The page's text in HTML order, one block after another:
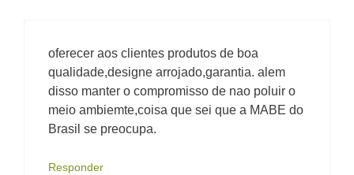
oferecer aos clientes produtos de boa
qualidade,designe arrojado,garantia. alem
disso manter o compromisso de nao poluir o
meio ambiemte,coisa que sei que a MABE do
Brasil se preocupa.
Responder